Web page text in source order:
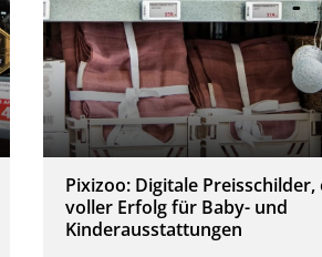
Pixizoo: Digitale Preisschilder,
voller Erfolg für Baby- und
Kinderausstattungen